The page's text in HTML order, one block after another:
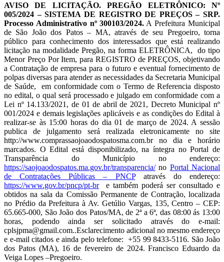
AVISO DE LICITAÇÃO. PREGÃO ELETRÔNICO: Nº
005/2024 – SISTEMA DE REGISTRO DE PREÇOS – SRP.
Processo Administrativo nº 300103/2024.A Prefeitura Municipal
de São João dos Patos – MA, através de seu Pregoeiro, torna
público para conhecimento dos interessados que está realizando
licitação na modalidade Pregão, na forma ELETRÔNICA, do tipo
Menor Preço Por Item, para REGISTRO de PREÇOS, objetivando
a Contratação de empresa para o futuro e eventual fornecimento de
polpas diversas para atender as necessidades da Secretaria Municipal
de Saúde, em conformidade com o Termo de Referencia disposto
no edital, o qual será processado e julgado em conformidade com a
Lei nº 14.133/2021, de 01 de abril de 2021, Decreto Municipal nº
001/2024 e demais legislações aplicáveis e as condições do Edital à
realizar-se às 15:00 horas do dia 01 de março de 2024. A sessão
publica de julgamento será realizada eletronicamente no site
http://www.comprassaojoaodospatosma.com.br no dia e horário
marcados. O Edital está disponibilizado, na íntegra no Portal de
Transparência do Município no endereço:
https://saojoaodospatos.ma.gov.br/transparencia/no Portal Nacional
de Contratações Públicas – PNCPatravés do endereço:
https://www.gov.br/pncp/pt-bre também poderá ser consultado e
obtidos na sala da Comissão Permanente de Contração, localizada
no Prédio da Prefeitura à Av. Getúlio Vargas, 135, Centro – CEP:
65.665-000, São João dos Patos/MA, de 2ª a 6ª, das 08:00 ás 13:00
horas, podendo ainda ser solicitado através do e-mail:
cplsjpma@gmail.com..Esclarecimento adicional no mesmo endereço
e e-mail citados e ainda pelo telefone: +55 99 8433-5116. São João
dos Patos (MA), 16 de fevereiro de 2024. Francisco Eduardo da
Veiga Lopes –Pregoeiro.